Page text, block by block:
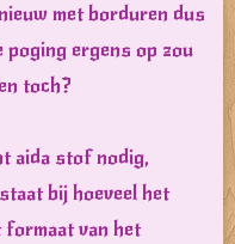
met borduren dus
ergens op zou
toch?
aida stof nodig,
bij hoeveel het
formaat van het